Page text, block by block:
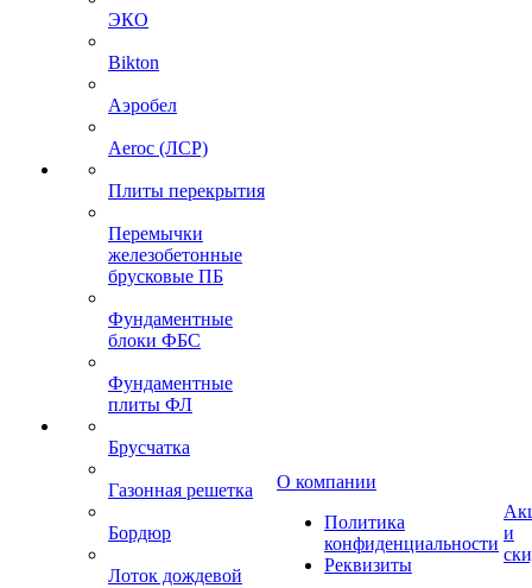
ЭКО
Bikton
Аэробел
Aeroc (ЛСР)
Плиты перекрытия
Перемычки
железобетонные
брусковые ПБ
Фундаментные
блоки ФБС
Фундаментные
плиты ФЛ
Брусчатка
Газонная решетка
Бордюр
Лоток дождевой
О компании
Политика
конфиденциальности
Реквизиты
и